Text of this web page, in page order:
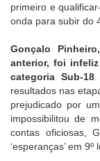
primeiro e
onda para subir do
Gonçalo
anterior, foi
categoria Sub-18.
resultados nas
prejudicado por
impossibilitou de
contas oficiosas,
‘esperanças’ em 9º